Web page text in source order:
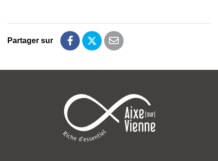
Partager sur
Partager sur Facebook
Partager sur Twitter
Partager par email